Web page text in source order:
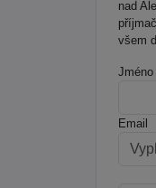
nad
všem
Jméno
Email